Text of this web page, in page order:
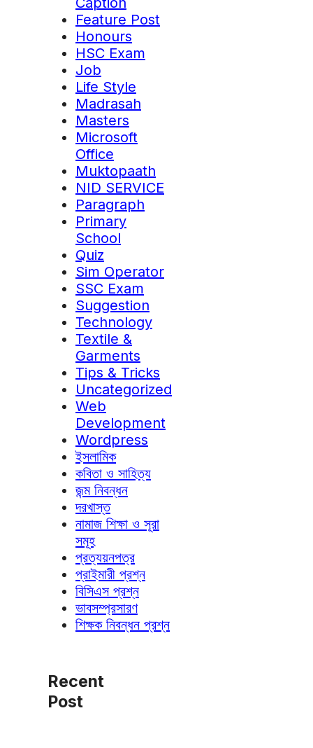
Feature Post
Honours
HSC Exam
Job
Life Style
Madrasah
Masters
Microsoft
Office
Muktopaath
NID SERVICE
Paragraph
Primary
School
Quiz
Sim Operator
SSC Exam
Suggestion
Technology
Textile &
Garments
Tips & Tricks
Uncategorized
Web
Development
Wordpress
ইসলামিক
কবিতা ও সাহিত্য
জন্ম নিবন্ধন
দরখাস্ত
নামাজ শিক্ষা ও সূরা
সমূহ
প্রত্যয়নপত্র
প্রাইমারী প্রশ্ন
বিসিএস প্রশ্ন
ভাবসম্প্রসারণ
শিক্ষক নিবন্ধন প্রশ্ন
Recent
Post